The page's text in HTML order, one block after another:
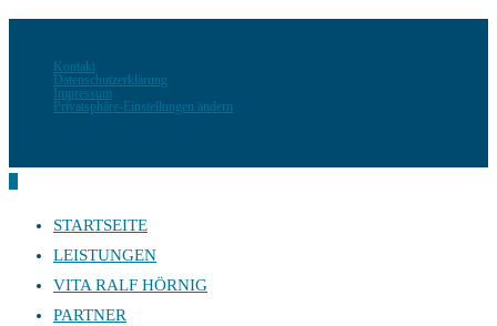
Kontakt
Datenschutzerklärung
Impressum
Privatsphäre-Einstellungen ändern
STARTSEITE
LEISTUNGEN
VITA RALF HÖRNIG
PARTNER